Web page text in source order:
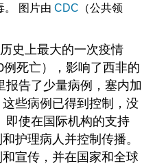
。 图片由CDC （公共领
史上最大的一次疫情
例死亡），影响了西非的
报告了少量病例，塞内加
些病例已得到控制，没
即使在国际机构的支持
护理病人并控制传播。
宣传，并在国家和全球